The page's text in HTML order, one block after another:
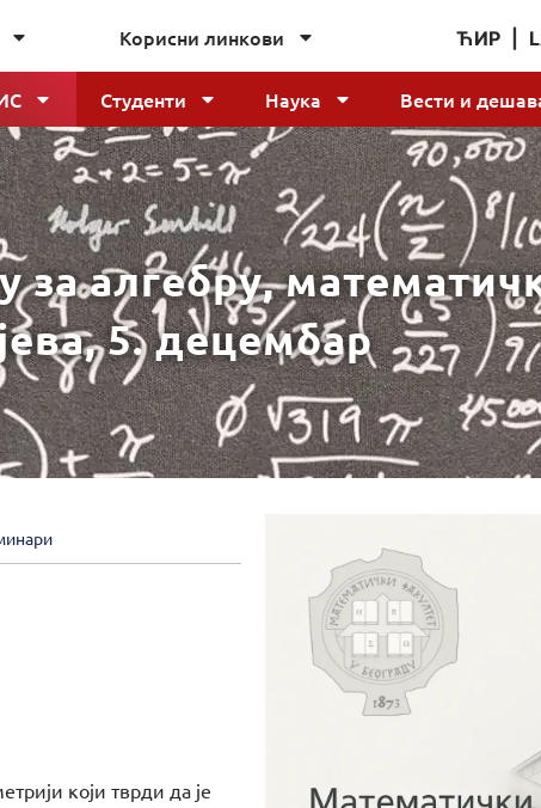
Корисни линкови ЋИР
Студенти Наука Вести и
алгебру,
5. децембар
који тврди да је